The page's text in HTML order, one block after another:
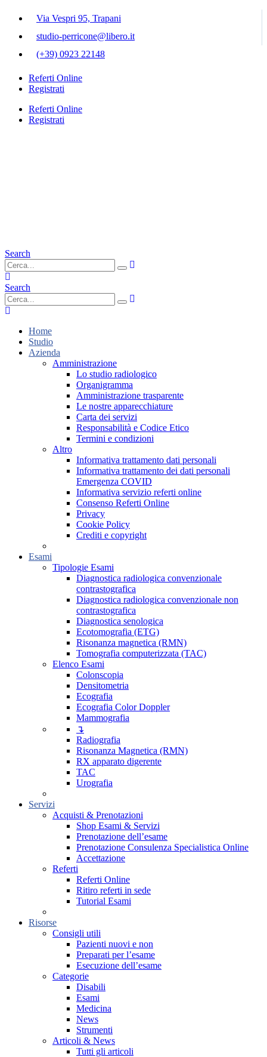
Via Vespri 95, Trapani
studio-perricone@libero.it
(+39) 0923 22148
Referti Online
Registrati
Referti Online
Registrati
Search
Search
Home
Studio
Azienda
Amministrazione
Lo studio radiologico
Organigramma
Amministrazione trasparente
Le nostre apparecchiature
Carta dei servizi
Responsabilità e Codice Etico
Termini e condizioni
Altro
Informativa trattamento dati personali
Informativa trattamento dei dati personali
Emergenza COVID
Informativa servizio referti online
Consenso Referti Online
Privacy
Cookie Policy
Crediti e copyright
Esami
Tipologie Esami
Diagnostica radiologica convenzionale
contrastografica
Diagnostica radiologica convenzionale non
contrastografica
Diagnostica senologica
Ecotomografia (ETG)
Risonanza magnetica (RMN)
Tomografia computerizzata (TAC)
Elenco Esami
Colonscopia
Densitometria
Ecografia
Ecografia Color Doppler
Mammografia
↴
Radiografia
Risonanza Magnetica (RMN)
RX apparato digerente
TAC
Urografia
Servizi
Acquisti & Prenotazioni
Shop Esami & Servizi
Prenotazione dell’esame
Prenotazione Consulenza Specialistica Online
Accettazione
Referti
Referti Online
Ritiro referti in sede
Tutorial Esami
Risorse
Consigli utili
Pazienti nuovi e non
Preparati per l’esame
Esecuzione dell’esame
Categorie
Disabili
Esami
Medicina
News
Strumenti
Articoli & News
Tutti gli articoli